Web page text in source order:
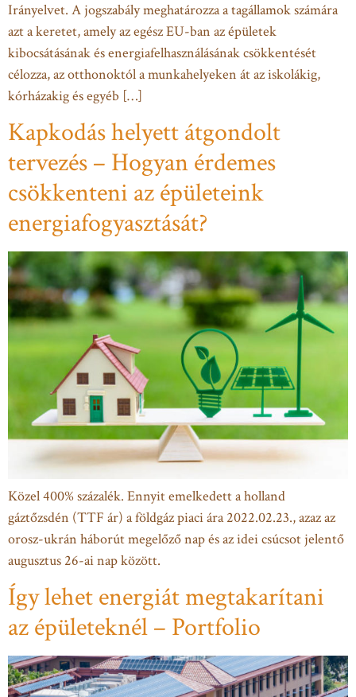
Irányelvet. A jogszabály meghatározza a tagállamok számára
azt a keretet, amely az egész EU-ban az épületek
kibocsátásának és energiafelhasználásának csökkentését
célozza, az otthonoktól a munkahelyeken át az iskolákig,
kórházakig és egyéb […]
Kapkodás helyett átgondolt
tervezés – Hogyan érdemes
csökkenteni az épületeink
energiafogyasztását?
Közel 400% százalék. Ennyit emelkedett a holland
gáztőzsdén (TTF ár) a földgáz piaci ára 2022.02.23., azaz az
orosz-ukrán háborút megelőző nap és az idei csúcsot jelentő
augusztus 26-ai nap között.
Így lehet energiát megtakarítani
az épületeknél – Portfolio